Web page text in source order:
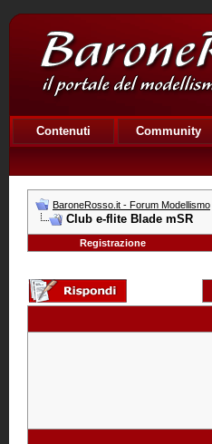
Contenuti Community
BaroneRosso.it - Forum Modellismo
Club e-flite Blade mSR
Registrazione